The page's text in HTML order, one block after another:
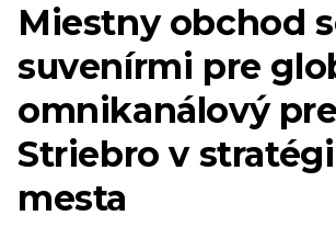
Miestny obchod
suvenírmi pre
omnikanálový
Striebro v
mesta